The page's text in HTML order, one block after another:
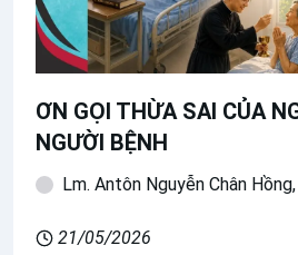
ƠN GỌI THỪA SAI CỦA
NGƯỜI BỆNH
Lm. Antôn Nguyễn Chân Hồng,
21/05/2026